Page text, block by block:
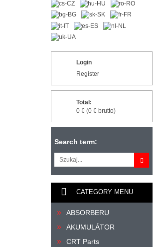
Login
Register
Total:
0 € (0 € brutto)
Search term:
CATEGORY MENU
ABSORBERU
AKUMULÁTOR
CRT Parts